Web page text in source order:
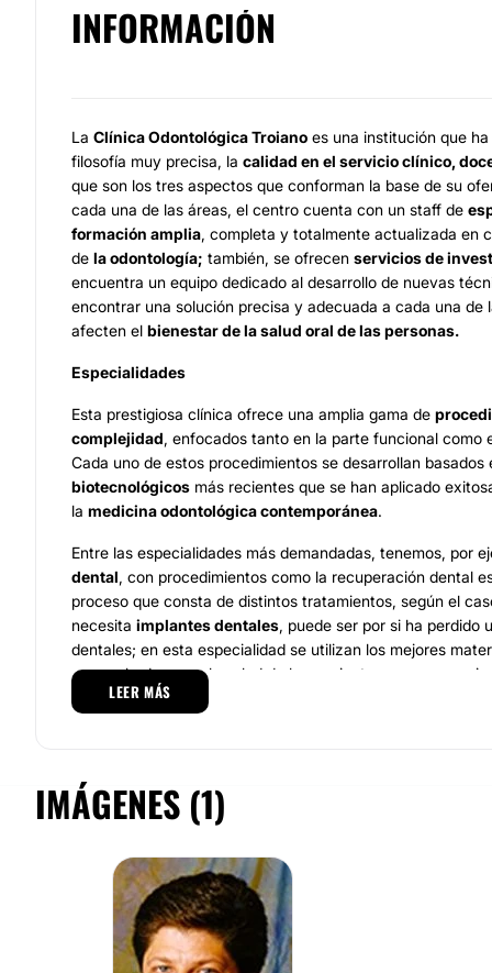
INFORMACIÓN
La Clínica Odontológica Troiano es una institución que
filosofía muy precisa, la calidad en el servicio clínico,
que son los tres aspectos que conforman la base de su
cada una de las áreas, el centro cuenta con un staff de
formación amplia, completa y totalmente actualizada en
de la odontología; también, se ofrecen servicios de
encuentra un equipo dedicado al desarrollo de nuevas
encontrar una solución precisa y adecuada a cada una de
afecten el bienestar de la salud oral de las personas.
Especialidades
Esta prestigiosa clínica ofrece una amplia gama de
complejidad, enfocados tanto en la parte funcional como
Cada uno de estos procedimientos se desarrollan basados
biotecnológicos más recientes que se han aplicado
la medicina odontológica contemporánea.
Entre las especialidades más demandadas, tenemos, por
dental, con procedimientos como la recuperación dental
proceso que consta de distintos tratamientos, según el
necesita implantes dentales, puede ser por si ha perdido
dentales; en esta especialidad se utilizan los mejores
comprobados para la salud de los pacientes, como, por
ideal para los implantes, pues este material no representa
El grupo de profesionales está conformado por
Doctor Miguel Troiano
esta clínica y especialista del área
tenemos ala Doctora Patricia Sánchez
Doctor Sebastián Martínez , especialista en
Mauricio Benincasa,especialista en prótesis
Georgina Beinicasa, ortodoncista, entre otros profesionales.
LEER MÁS
IMÁGENES (1)